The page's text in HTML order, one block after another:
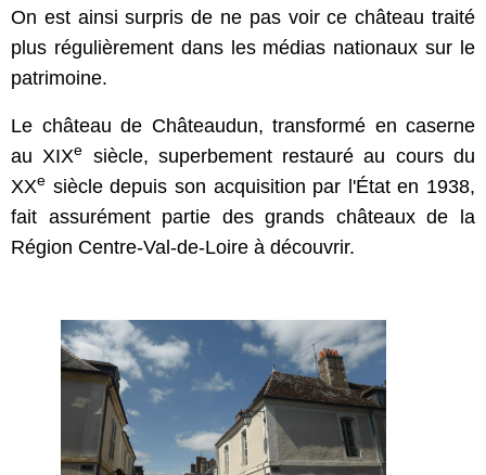
On est ainsi surpris de ne pas voir ce château traité
plus régulièrement dans les médias nationaux sur le
patrimoine.
Le château de Châteaudun, transformé en caserne
au XIXe siècle, superbement restauré au cours du
XXe siècle depuis son acquisition par l'État en 1938,
fait assurément partie des grands châteaux de la
Région Centre-Val-de-Loire à découvrir.